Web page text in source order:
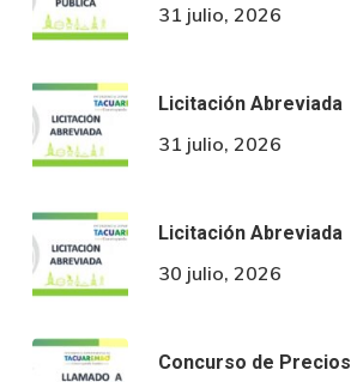
31 julio, 2026
Licitación Abreviada
31 julio, 2026
Licitación Abreviada
30 julio, 2026
Concurso de Precios